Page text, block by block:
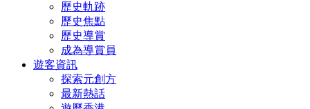
歷史軌跡
歷史焦點
歷史導賞
成為導賞員
遊客資訊
探索元創方
最新熱話